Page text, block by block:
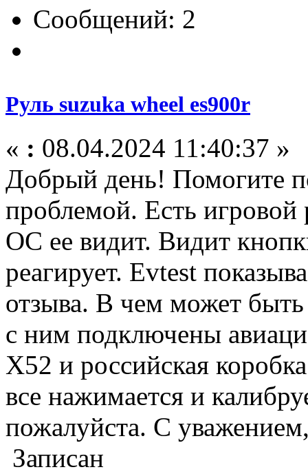
Сообщений: 2
Руль suzuka wheel es900r
« : 08.04.2024 11:40:37 »
Добрый день! Помогите
проблемой. Есть игровой
ОС ее видит. Видит
реагирует. Evtest
отзыва. В чем может
с ним подключены
X52 и российская
все нажимается и
пожалуйста. С
Записан